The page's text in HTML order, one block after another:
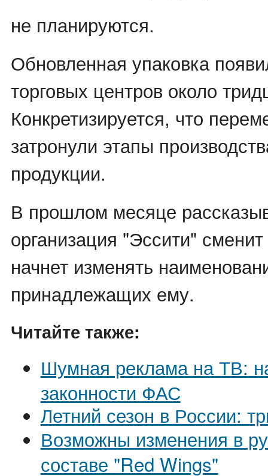
не планируются.
Обновленная упаковка
торговых центров около
Конкретизируется, что
затронули этапы
продукции.
В прошлом месяце
организация "Эссити"
начнет изменять
принадлежащих ему.
Читайте также:
Шумная реклама на ТВ:
законности ФАС
Летний сезон в России:
Возможны изменения в
составе "Red Wings"